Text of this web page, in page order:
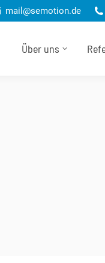
mail@semotion.de
Über uns